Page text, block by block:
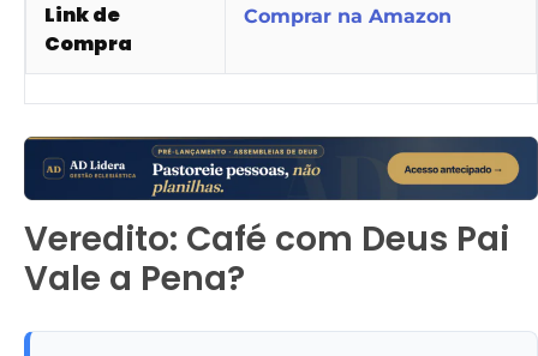
Link de
Compra
Comprar na Amazon
Veredito: Café com Deus Pai
Vale a Pena?